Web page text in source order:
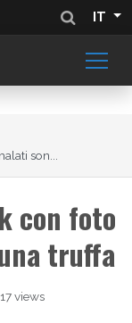
IT
son...
con foto
truffa
views